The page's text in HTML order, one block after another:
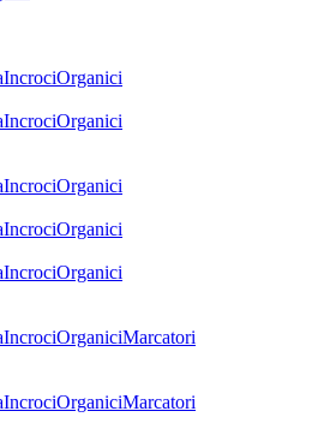
IncrociOrganici
IncrociOrganici
IncrociOrganici
IncrociOrganici
IncrociOrganici
IncrociOrganiciMarcatori
IncrociOrganiciMarcatori